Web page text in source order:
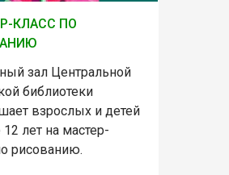
КЛАСС ПО
зал Центральной
библиотеки
взрослых и детей
лет на мастер-
рисованию.